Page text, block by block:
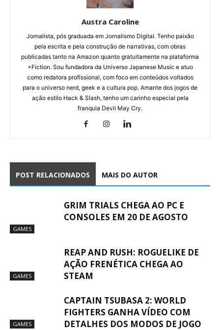
Austra Caroline
Jornalista, pós graduada em Jornalismo Digital. Tenho paixão
pela escrita e pela construção de narrativas, com obras
publicadas tanto na Amazon quanto gratuitamente na plataforma
+Fiction. Sou fundadora da Universo Japanese Music e atuo
como redatora profissional, com foco em conteúdos voltados
para o universo nerd, geek e a cultura pop. Amante dos jogos de
ação estilo Hack & Slash, tenho um carinho especial pela
franquia Devil May Cry.
POST RELACIONADOS MAIS DO AUTOR
GAMES
GRIM TRIALS CHEGA AO PC E
CONSOLES EM 20 DE AGOSTO
GAMES
REAP AND RUSH: ROGUELIKE DE
AÇÃO FRENÉTICA CHEGA AO
STEAM
GAMES
CAPTAIN TSUBASA 2: WORLD
FIGHTERS GANHA VÍDEO COM
DETALHES DOS MODOS DE JOGO